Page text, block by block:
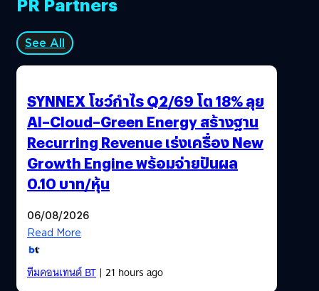
See All
SYNNEX โชว์กำไร Q2/69 โต 18% ลุย
AI–Cloud–Green Energy สร้างฐาน
Recurring Revenue เร่งเครื่อง New
Growth Engine พร้อมจ่ายปันผล
0.10 บาท/หุ้น
06/08/2026
Read More
ทีมคอนเทนต์ BT| 21 hours ago